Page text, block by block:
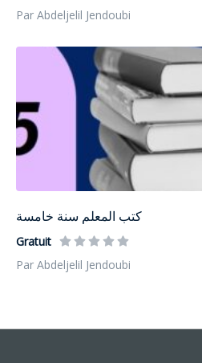
Par Abdeljelil Jendoubi
كتب المعلم سنة خامسة
Gratuit
Par Abdeljelil Jendoubi